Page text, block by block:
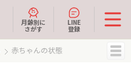
月齢別に
さがす
LINE
登録
赤ちゃんの状態